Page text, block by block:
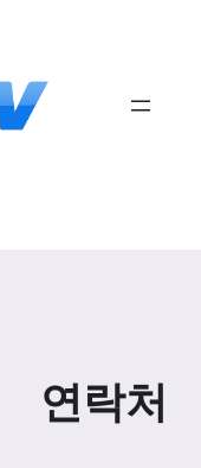
연락처